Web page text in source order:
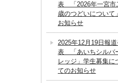
表 「2026年一宮市
歳のつどいについて
お知らせ
2025年12月19日報
表 「あいちシルバ
レッジ」学生募集に
てのお知らせ